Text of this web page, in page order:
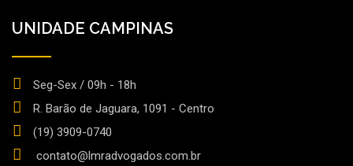
UNIDADE CAMPINAS
Seg-Sex / 09h - 18h
R. Barão de Jaguara, 1091 - Centro
(19) 3909-0740
contato@lmradvogados.com.br